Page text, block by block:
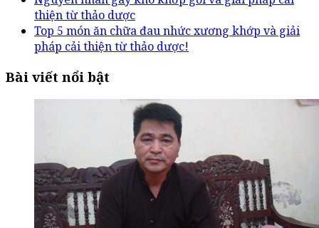
thiện từ thảo dược
Top 5 món ăn chữa đau nhức xương khớp và giải
pháp cải thiện từ thảo dược!
Bài viết nổi bật